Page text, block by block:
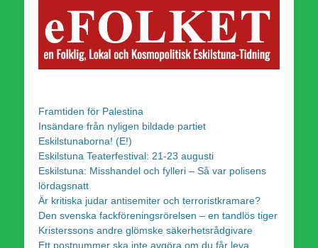
Framtiden för Palestina
Insändare från nyligen bildade partiet
Eskilstunaborna! (E!)
Eskilstuna Teaterfestival: 21-23 augusti
Eskilstuna: Misshandel och fylleri – Så var polisens
lördagsnatt
Är kritiska judar antisemiter och terroristkramare?
Den svenska fackföreningsrörelsen – en tandlös tiger
Kristerssons andre glömske säkerhetsrådgivare
Ett postnummer ska inte avgöra om du får leva